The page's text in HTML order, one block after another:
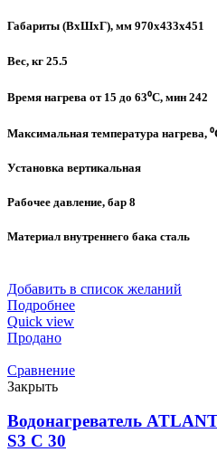
Габариты (ВхШхГ), мм 970х433х451
Вес, кг 25.5
Время нагрева от 15 до 63⁰C, мин 242
Максимальная температура нагрева,
Установка вертикальная
Рабочее давление, бар 8
Материал внутреннего бака сталь
Добавить в список желаний
Подробнее
Quick view
Продано
Сравнение
Закрыть
Водонагреватель
S3 C 30